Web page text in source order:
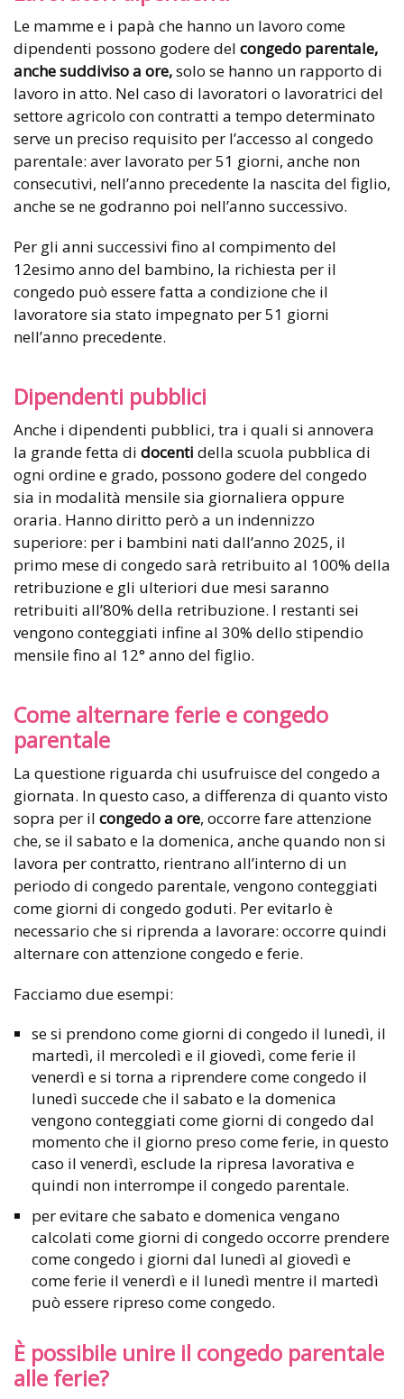
Le mamme e i papà che hanno un lavoro come
dipendenti possono godere del congedo parentale,
anche suddiviso a ore,solo se hanno un rapporto di
lavoro in atto. Nel caso di lavoratori o lavoratrici del
settore agricolo con contratti a tempo determinato
serve un preciso requisito per l’accesso al congedo
parentale: aver lavorato per 51 giorni, anche non
consecutivi, nell’anno precedente la nascita del figlio,
anche se ne godranno poi nell’anno successivo.
Per gli anni successivi fino al compimento del
12esimo anno del bambino, la richiesta per il
congedo può essere fatta a condizione che il
lavoratore sia stato impegnato per 51 giorni
nell’anno precedente.
Dipendenti pubblici
Anche i dipendenti pubblici, tra i quali si annovera
la grande fetta di docenti della scuola pubblica di
ogni ordine e grado, possono godere del congedo
sia in modalità mensile sia giornaliera oppure
oraria. Hanno diritto però a un indennizzo
superiore: per i bambini nati dall’anno 2025, il
primo mese di congedo sarà retribuito al 100% della
retribuzione e gli ulteriori due mesi saranno
retribuiti all’80% della retribuzione. I restanti sei
vengono conteggiati infine al 30% dello stipendio
mensile fino al 12° anno del figlio.
Come alternare ferie e congedo
parentale
La questione riguarda chi usufruisce del congedo a
giornata. In questo caso, a differenza di quanto visto
sopra per il congedo a ore, occorre fare attenzione
che, se il sabato e la domenica, anche quando non si
lavora per contratto, rientrano all’interno di un
periodo di congedo parentale, vengono conteggiati
come giorni di congedo goduti. Per evitarlo è
necessario che si riprenda a lavorare: occorre quindi
alternare con attenzione congedo e ferie.
Facciamo due esempi:
se si prendono come giorni di congedo il lunedì, il
martedì, il mercoledì e il giovedì, come ferie il
venerdì e si torna a riprendere come congedo il
lunedì succede che il sabato e la domenica
vengono conteggiati come giorni di congedo dal
momento che il giorno preso come ferie, in questo
caso il venerdì, esclude la ripresa lavorativa e
quindi non interrompe il congedo parentale.
per evitare che sabato e domenica vengano
calcolati come giorni di congedo occorre prendere
come congedo i giorni dal lunedì al giovedì e
come ferie il venerdì e il lunedì mentre il martedì
può essere ripreso come congedo.
È possibile unire il congedo parentale
alle ferie?